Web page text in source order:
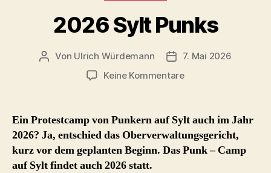
2026 Sylt Punks
Beitragsautor
Von Ulrich Würdemann Beitragsdatum
7. Mai 2026
Keine Kommentarezu
Punks
Ein Protestcamp von Punkern auf Sylt auch im Jahr
2026? Ja, entschied das Oberverwaltungsgericht,
kurz vor dem geplanten Beginn. Das Punk – Camp
auf Sylt findet auch 2026 statt.